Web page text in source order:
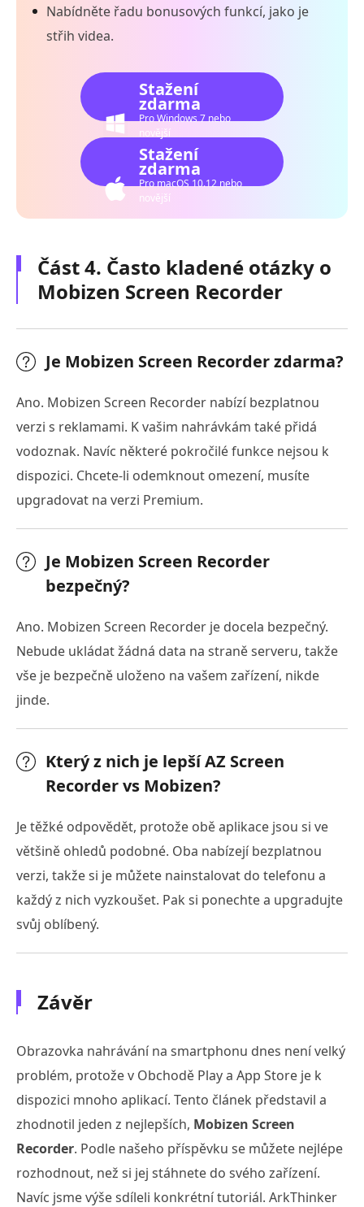
Nabídněte řadu bonusových funkcí, jako je
střih videa.
Stažení
zdarma
Pro Windows 7 nebo
novější
Stažení
zdarma
Pro macOS 10.12 nebo
novější
Část 4. Často kladené otázky o
Mobizen Screen Recorder
Je Mobizen Screen Recorder zdarma?
Ano. Mobizen Screen Recorder nabízí bezplatnou
verzi s reklamami. K vašim nahrávkám také přidá
vodoznak. Navíc některé pokročilé funkce nejsou k
dispozici. Chcete-li odemknout omezení, musíte
upgradovat na verzi Premium.
Je Mobizen Screen Recorder
bezpečný?
Ano. Mobizen Screen Recorder je docela bezpečný.
Nebude ukládat žádná data na straně serveru, takže
vše je bezpečně uloženo na vašem zařízení, nikde
jinde.
Který z nich je lepší AZ Screen
Recorder vs Mobizen?
Je těžké odpovědět, protože obě aplikace jsou si ve
většině ohledů podobné. Oba nabízejí bezplatnou
verzi, takže si je můžete nainstalovat do telefonu a
každý z nich vyzkoušet. Pak si ponechte a upgradujte
svůj oblíbený.
Závěr
Obrazovka nahrávání na smartphonu dnes není velký
problém, protože v Obchodě Play a App Store je k
dispozici mnoho aplikací. Tento článek představil a
zhodnotil jeden z nejlepších, Mobizen Screen
Recorder. Podle našeho příspěvku se můžete nejlépe
rozhodnout, než si jej stáhnete do svého zařízení.
Navíc jsme výše sdíleli konkrétní tutoriál. ArkThinker